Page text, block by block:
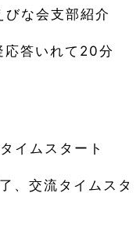
な会支部紹介
応答いれて2 0分
イムスタート
、交流タイムスタ